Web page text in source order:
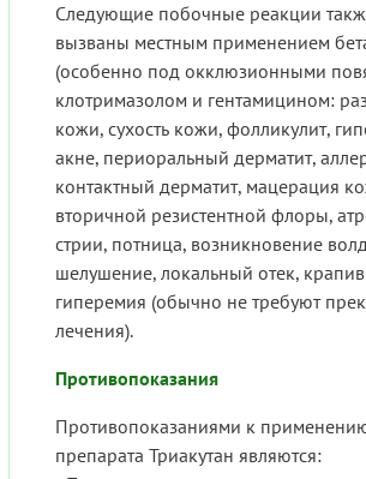
Следующие побочные реакции
вызваны местным применением
(особенно под окклюзионными
клотримазолом и гентамицином:
кожи, сухость кожи, фолликулит,
акне, периоральный дерматит,
контактный дерматит, мацерация
вторичной резистентной флоры,
стрии, потница, возникновение
шелушение, локальный отек,
гиперемия (обычно не требуют
лечения).
Противопоказания
Противопоказаниями к
препарата Триакутан являются: